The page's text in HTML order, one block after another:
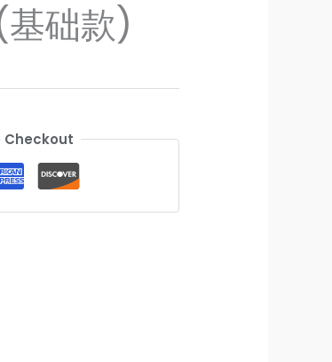
础款)
Checkout